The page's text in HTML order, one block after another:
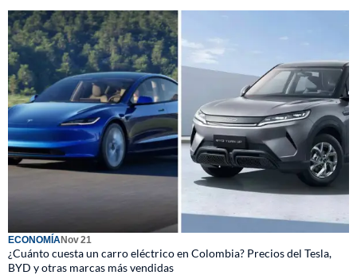
ECONOMÍANov 21
¿Cuánto cuesta un carro eléctrico en Colombia? Precios del Tesla,
BYD y otras marcas más vendidas